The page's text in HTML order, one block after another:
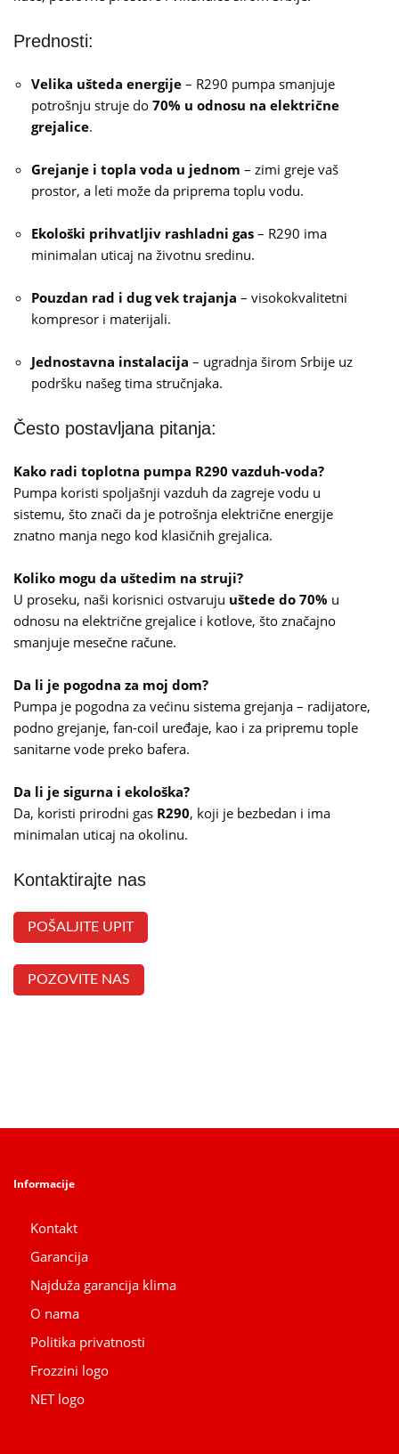
Prednosti:
Velika ušteda energije – R290 pumpa smanjuje
potrošnju struje do 70% u odnosu na električne
grejalice.
Grejanje i topla voda u jednom – zimi greje vaš
prostor, a leti može da priprema toplu vodu.
Ekološki prihvatljiv rashladni gas – R290 ima
minimalan uticaj na životnu sredinu.
Pouzdan rad i dug vek trajanja – visokokvalitetni
kompresor i materijali.
Jednostavna instalacija – ugradnja širom Srbije uz
podršku našeg tima stručnjaka.
Često postavljana pitanja:
Kako radi toplotna pumpa R290 vazduh-voda?
Pumpa koristi spoljašnji vazduh da zagreje vodu u
sistemu, što znači da je potrošnja električne energije
znatno manja nego kod klasičnih grejalica.
Koliko mogu da uštedim na struji?
U proseku, naši korisnici ostvaruju uštede do 70% u
odnosu na električne grejalice i kotlove, što značajno
smanjuje mesečne račune.
Da li je pogodna za moj dom?
Pumpa je pogodna za većinu sistema grejanja – radijatore,
podno grejanje, fan-coil uređaje, kao i za pripremu tople
sanitarne vode preko bafera.
Da li je sigurna i ekološka?
Da, koristi prirodni gas R290, koji je bezbedan i ima
minimalan uticaj na okolinu.
Kontaktirajte nas
POŠALJITE UPIT
POZOVITE NAS
Informacije
Kontakt
Garancija
Najduža garancija klima
O nama
Politika privatnosti
Frozzini logo
NET logo